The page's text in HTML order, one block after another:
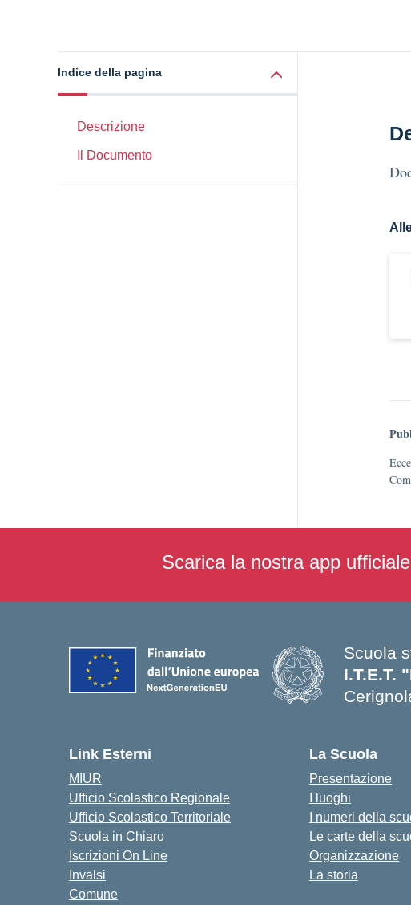
Indice della pagina
Descrizione
Il Documento
Scarica la nostra app
Scuola
I.T.E.T.
Link Esterni
MIUR
Ufficio Scolastico Regionale
Ufficio Scolastico Territoriale
Scuola in Chiaro
Iscrizioni On Line
Invalsi
Comune
La Scuola
Presentazione
I luoghi
I numeri della
Le carte della
Organizzazione
La storia